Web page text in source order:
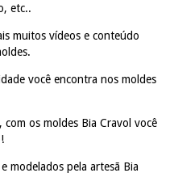
etc..
muitos vídeos e conteúdo
você encontra nos moldes
os moldes Bia Cravol você
modelados pela artesã Bia